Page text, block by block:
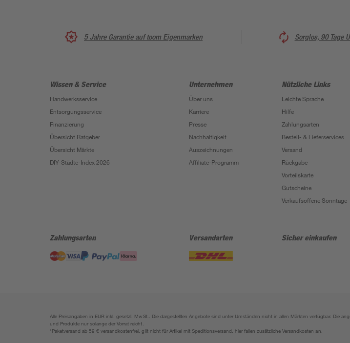
5 Jahre Garantie auf toom Eigenmarken Sorglos, 90 Tage
Wissen & Service
Handwerksservice
Entsorgungsservice
Finanzierung
Übersicht Ratgeber
Übersicht Märkte
DIY-Städte-Index 2026
Unternehmen
Über uns
Karriere
Presse
Nachhaltigkeit
Auszeichnungen
Affiliate-Programm
Nützliche Links
Leichte Sprache
Hilfe
Zahlungsarten
Bestell- & Lieferservices
Versand
Rückgabe
Vorteilskarte
Gutscheine
Verkaufsoffene Sonntage
Zahlungsarten Versandarten Sicher einkaufen
Alle Preisangaben in EUR inkl. gesetzl. MwSt.. Die dargestellten Angebote sind unter Umständen nicht in allen Märkten verfügbar. Die
und Produkte nur solange der Vorrat reicht.
*Paketversand ab 59 € versandkostenfrei, gilt nicht für Artikel mit Speditionsversand, hier fallen zusätzliche Versandkosten an.